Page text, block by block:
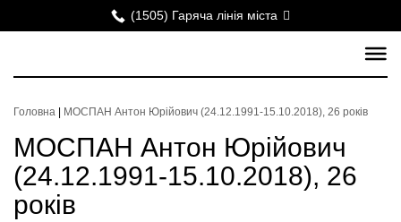
(1505) Гаряча лінія міста
Головна МОСПАН Антон Юрійович (24.12.1991-15.10.2018), 26 років
МОСПАН Антон Юрійович
(24.12.1991-15.10.2018), 26
років